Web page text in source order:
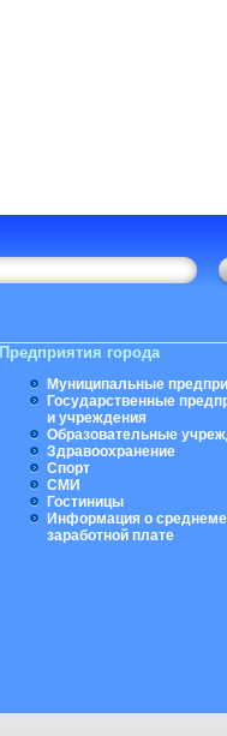
Предприятия города
Муниципальные
Государственные
и учреждения
Образовательные
Здравоохранение
Спорт
СМИ
Гостиницы
Информация о
заработной плате